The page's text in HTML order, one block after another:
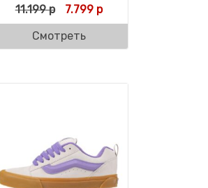
11.199р Первоначальная цена
7.799рТекущая цена:
Смотреть